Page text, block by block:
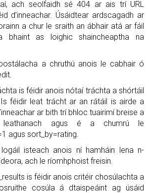
ach seolfaidh sé 404 ar ais trí URL
d’inneachar. Úsáidtear ardscagadh ar
a chur le sraith an ábhair atá ar fáil
bhaint as loighic shaincheaptha na
a chruthú anois le cabhair ó
is féidir anois nótaí tráchta a shórtáil
féidir leat trácht ar an rátáil is airde a
ar bith trí bhloc tuairimí breise a
agus é a chumrú le
agus sort_by=rating.
isteach anois ní hamháin lena n-
ach le ríomhphoist freisin.
is féidir anois critéir chosúlachta a
cosúla á dtaispeáint ag úsáid